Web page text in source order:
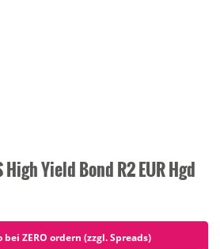
Yield Bond R2 EUR Hgd
bei ZERO ordern (zzgl. Spreads)